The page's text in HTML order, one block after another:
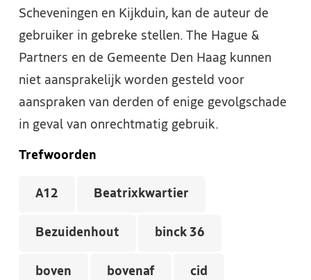
Scheveningen en Kijkduin, kan de auteur de
gebruiker in gebreke stellen. The Hague &
Partners en de Gemeente Den Haag kunnen
niet aansprakelijk worden gesteld voor
aanspraken van derden of enige gevolgschade
in geval van onrechtmatig gebruik.
Trefwoorden
A12 Beatrixkwartier
Bezuidenhout binck 36
boven bovenaf cid